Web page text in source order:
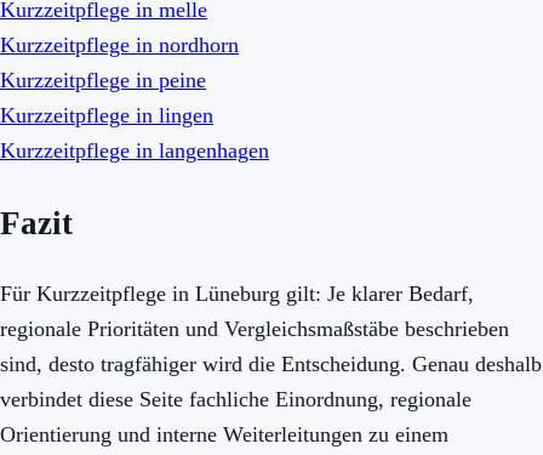
Kurzzeitpflege in melle
Kurzzeitpflege in nordhorn
Kurzzeitpflege in peine
Kurzzeitpflege in lingen
Kurzzeitpflege in langenhagen
Fazit
Für Kurzzeitpflege in Lüneburg gilt: Je klarer Bedarf,
regionale Prioritäten und Vergleichsmaßstäbe beschrieben
sind, desto tragfähiger wird die Entscheidung. Genau deshalb
verbindet diese Seite fachliche Einordnung, regionale
Orientierung und interne Weiterleitungen zu einem